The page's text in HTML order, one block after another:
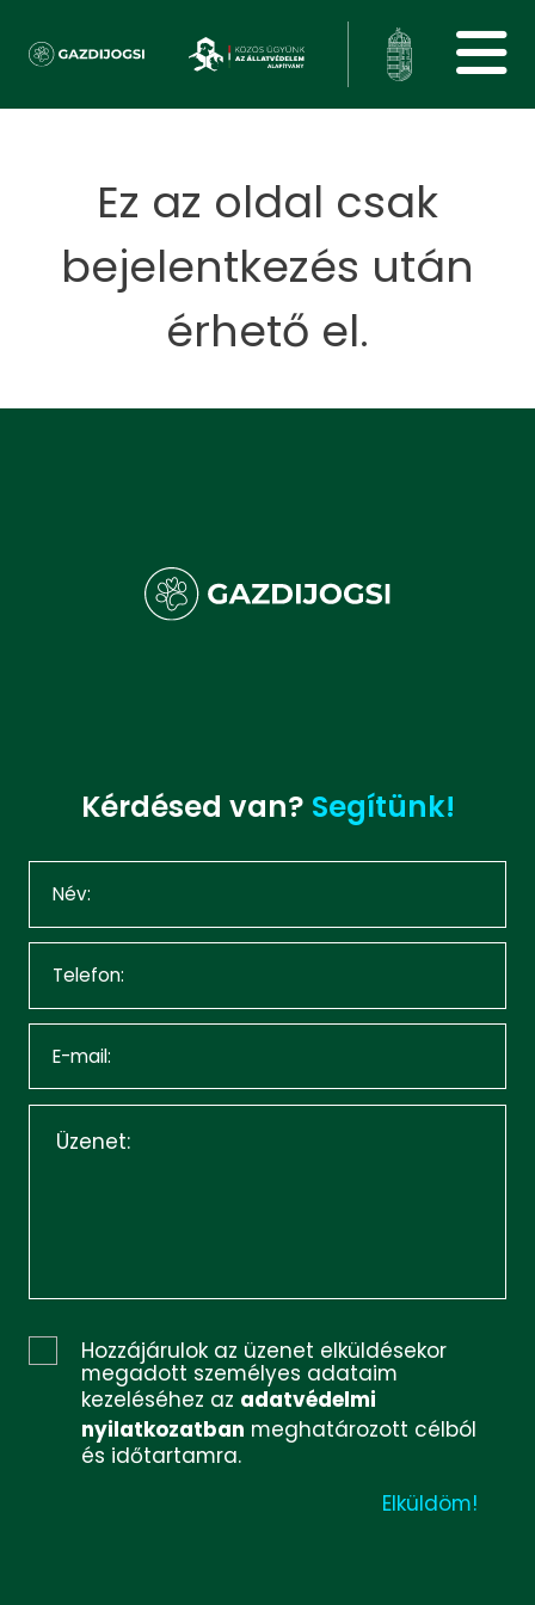
Ez az oldal csak
bejelentkezés után
érhető el.
Kérdésed van? Segítünk!
Hozzájárulok az üzenet elküldésekor
megadott személyes adataim
kezeléséhez az adatvédelmi
nyilatkozatban meghatározott célból
és időtartamra.